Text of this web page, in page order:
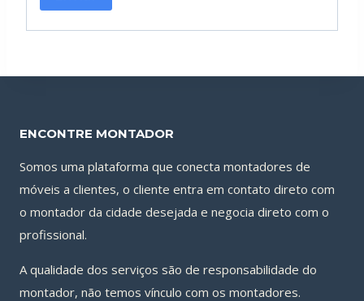
ENCONTRE MONTADOR
Somos uma plataforma que conecta montadores de
móveis a clientes, o cliente entra em contato direto com
o montador da cidade desejada e negocia direto com o
profissional.
A qualidade dos serviços são de responsabilidade do
montador, não temos vínculo com os montadores.